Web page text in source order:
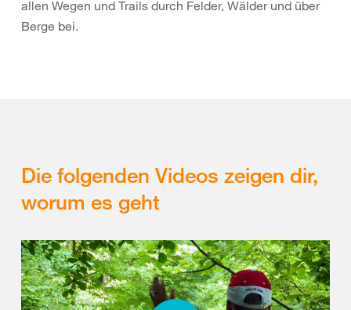
allen Wegen und Trails durch Felder, Wälder und über
Berge bei.
Die folgenden Videos zeigen dir,
worum es geht